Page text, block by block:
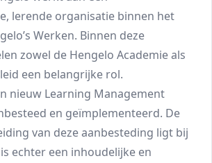
lerende organisatie binnen het
Werken. Binnen deze
zowel de Hengelo Academie als
een belangrijke rol.
nieuw Learning Management
en geïmplementeerd. De
van deze aanbesteding ligt bij
echter een inhoudelijke en